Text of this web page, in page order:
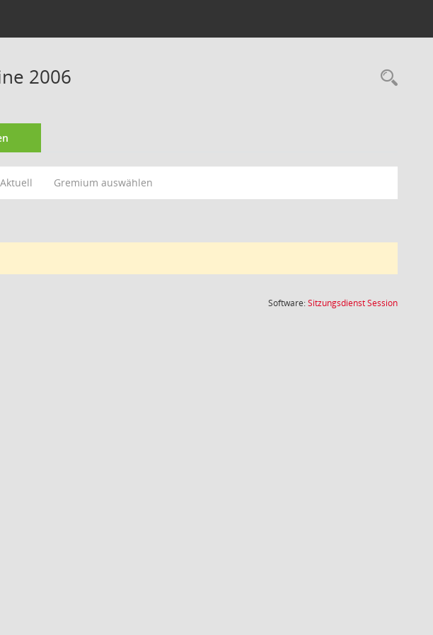
2006
Aktuell Gremium auswählen
Software:SitzungsdienstSession(Wird in